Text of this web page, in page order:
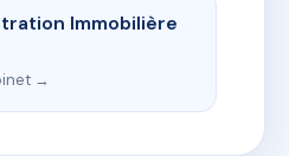
Immobilière
→